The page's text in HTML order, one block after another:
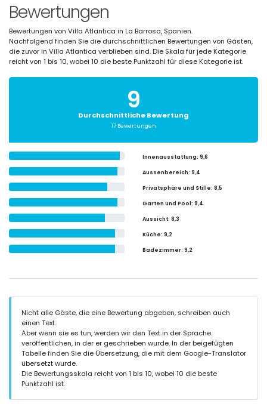
Bewertungen
Bewertungen von Villa Atlantica in La Barrosa, Spanien.
Nachfolgend finden Sie die durchschnittlichen Bewertungen von Gästen,
die zuvor in Villa Atlantica verblieben sind. Die Skala für jede Kategorie
reicht von 1 bis 10, wobei 10 die beste Punktzahl für diese Kategorie ist.
9
Durchschnittliche Bewertung
17 Bewertungen
Innenausstattung: 9,6
Aussenbereich: 9,4
Privatsphäre und Stille: 8,5
Garten und Pool: 9,4
Aussicht: 8,3
Küche: 9,2
Badezimmer: 9,2
Nicht alle Gäste, die eine Bewertung abgeben, schreiben auch
einen Text.
Aber wenn sie es tun, werden wir den Text in der Sprache
veröffentlichen, in der er geschrieben wurde. In der beigefügten
Tabelle finden Sie die Übersetzung, die mit dem Google-Translator
übersetzt wurde.
Die Bewertungsskala reicht von 1 bis 10, wobei 10 die beste
Punktzahl ist.